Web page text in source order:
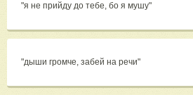
"я не прийду до тебе, бо я мушу"
"дыши громче, забей на речи"